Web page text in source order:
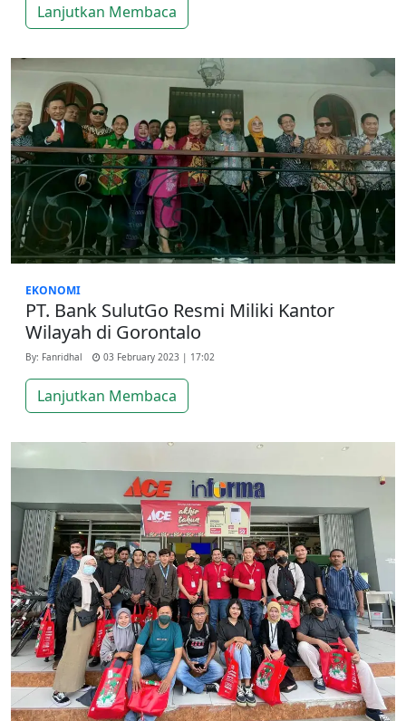
Lanjutkan Membaca
EKONOMI
PT. Bank SulutGo Resmi Miliki Kantor
Wilayah di Gorontalo
By: Fanridhal 03 February 2023 | 17:02
Lanjutkan Membaca